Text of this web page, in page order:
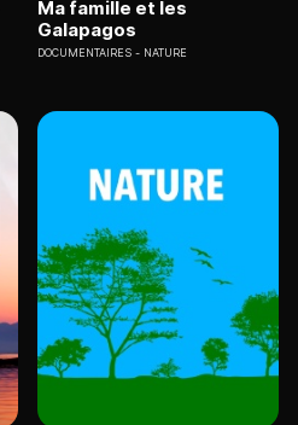
Ma famille et les
Galapagos
DOCUMENTAIRES NATURE